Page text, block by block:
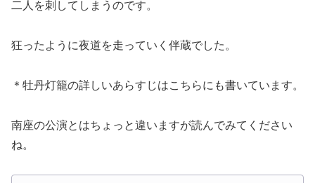
二人を刺してしまうのです。
狂ったように夜道を走っていく伴蔵でした。
＊牡丹灯籠の詳しいあらすじはこちらにも書いています。
南座の公演とはちょっと違いますが読んでみてください
ね。